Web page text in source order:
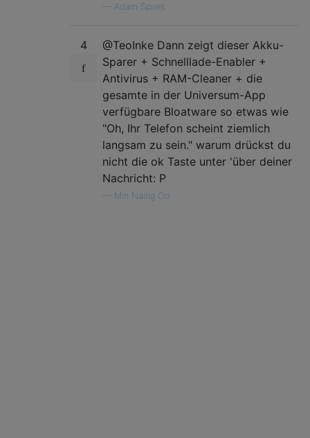
Adam Spires
4
@TeoInke Dann zeigt dieser Akku-
Sparer + Schnelllade-Enabler +
Antivirus + RAM-Cleaner + die
gesamte in der Universum-App
verfügbare Bloatware so etwas wie
"Oh, Ihr Telefon scheint ziemlich
langsam zu sein." warum drückst du
nicht die ok Taste unter 'über deiner
Nachricht: P
Min Naing Oo